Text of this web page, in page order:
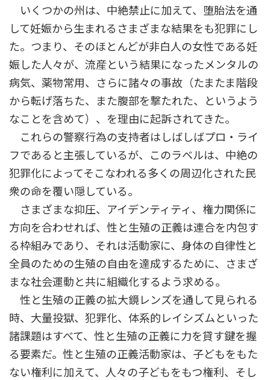
いくつかの州は、中絶禁止に加えて、堕胎法を通
して妊娠から生まれるさまざまな結果をも犯罪にし
た。つまり、そのほとんどが非白人の女性である妊
娠した人々が、流産という結果になったメンタルの
病気、薬物常用、さらに諸々の事故（たまたま階段
から転げ落ちた、また腹部を撃たれた、というよう
なことを含めて）、を理由に起訴されてきた。
これらの警察行為の支持者はしばしばプロ・ライ
フであると主張しているが、このラベルは、中絶の
犯罪化によってそこなわれる多くの周辺化された民
衆の命を覆い隠している。
さまざまな抑圧、アイデンティティ、権力関係に
方向を合わせれば、性と生殖の正義は連合を内包す
る枠組みであり、それは活動家に、身体の自律性と
全員のための生殖の自由を達成するために、さまざ
まな社会運動と共に組織化するよう求める。
性と生殖の正義の拡大鏡レンズを通して見られる
時、大量投獄、犯罪化、体系的レイシズムといった
諸課題はすべて、性と生殖の正義に力を貸す鍵を握
る要素だ。性と生殖の正義活動家は、子どもをもた
ない権利に加えて、人々の子どもをもつ権利、そし